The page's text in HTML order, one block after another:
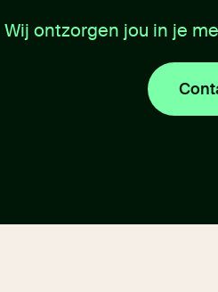
Wij ontzorgen jou in je